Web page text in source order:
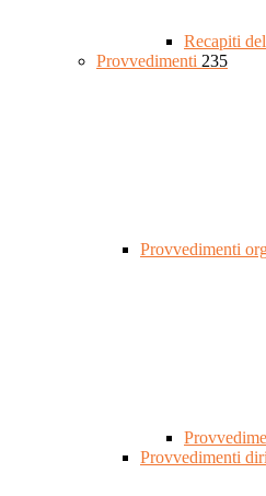
Recapiti
Provvedimenti 235
Provvedimenti
Provvedimenti